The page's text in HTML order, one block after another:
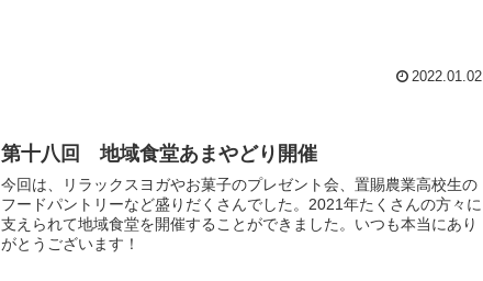
2022.01.02
第十八回 地域食堂あまやどり開催
今回は、リラックスヨガやお菓子のプレゼント会、置賜農業高校生の
フードパントリーなど盛りだくさんでした。2021年たくさんの方々に
支えられて地域食堂を開催することができました。いつも本当にあり
がとうございます！